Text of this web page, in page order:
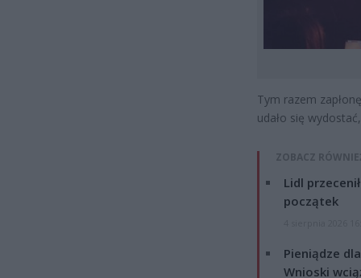
Tym razem
udało się
ZOBACZ
Lidl
początek
Pieniądze
Wnioski